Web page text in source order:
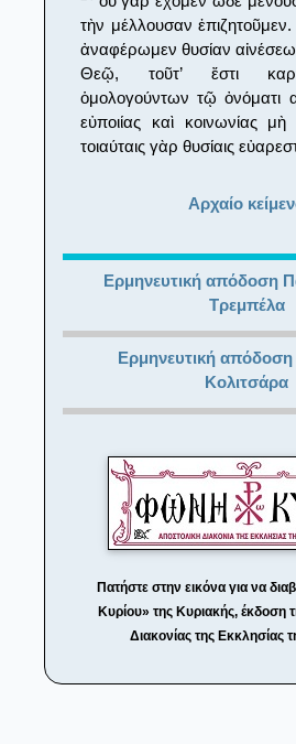
τὴν μέλλουσαν ἐπιζητοῦμεν.
ἀναφέρωμεν θυσίαν
Θεῷ, τοῦτ’ ἔστι
ὁμολογούντων τῷ ὀνόματι
εὐποιίας καὶ κοινωνίας μὴ
τοιαύταις γὰρ θυσίαις
Αρχαίο
Ερμηνευτική απόδοση
Τρεμπέλα
Ερμηνευτική
Κολιτσάρα
Πατήστε στην εικόνα για να
Κυρίου» της Κυριακής, έκδοση
Διακονίας της Εκκλησίας